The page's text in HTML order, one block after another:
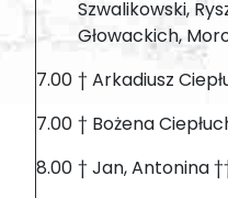
Szwalikowski,
Głowackich,
7.00 † Arkadiusz
7.00 † Bożena
8.00 † Jan, Antonina